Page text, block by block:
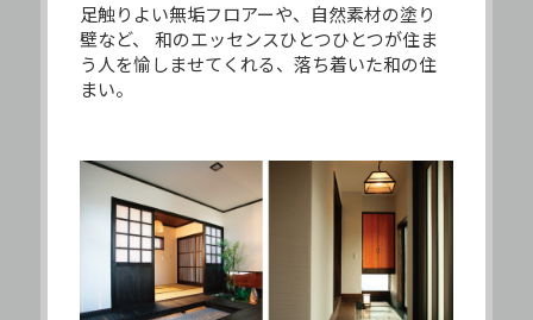
足触りよい無垢フロアーや、自然素材の塗り
壁など、
和のエッセンスひとつひとつが住ま
う人を愉しませてくれる、落ち着いた和の住
まい。